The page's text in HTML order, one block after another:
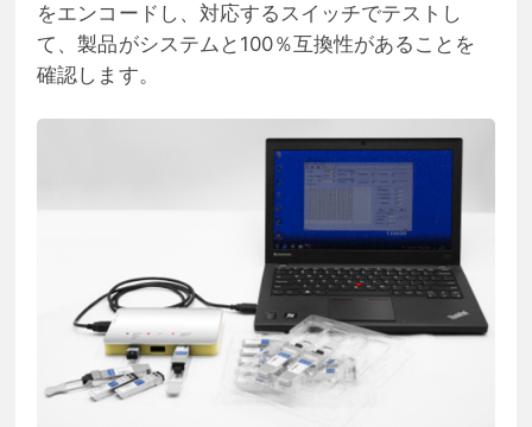
をエンコードし、対応するスイッチでテストし
て、製品がシステムと100％互換性があることを
確認します。